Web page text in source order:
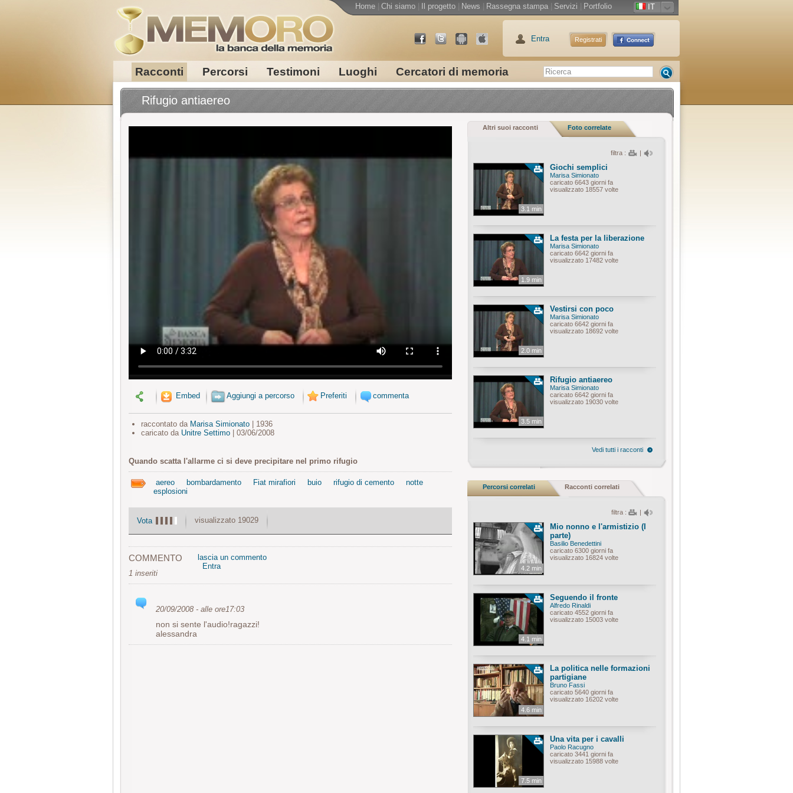
Racconti Percorsi Testimoni Luoghi Cercatori di memoria
Home Chi siamo Il progetto News Rassegna stampa Servizi Portfolio IT
Entra Registrati
Rifugio antiaereo
Embed Aggiungi a percorso Preferiti commenta
raccontato da Marisa Simionato| 1936
caricato da Unitre Settimo| 03/06/2008
Quando scatta l'allarme ci si deve precipitare nel primo rifugio
aereo bombardamento Fiat mirafiori buio rifugio di cemento
notte
esplosioni
Vota visualizzato 19029
COMMENTO
1 inseriti
lascia un commento
Entra
20/09/2008 - alle ore17:03
non si sente l'audio!ragazzi!
alessandra
Altri suoi racconti Foto correlate
filtra : |
3.1 min
Giochi semplici
Marisa Simionato
caricato 6643 giorni fa
visualizzato 18557 volte
1.9 min
La festa per la liberazione
Marisa Simionato
caricato 6642 giorni fa
visualizzato 17482 volte
2.0 min
Vestirsi con poco
Marisa Simionato
caricato 6642 giorni fa
visualizzato 18692 volte
3.5 min
Rifugio antiaereo
Marisa Simionato
caricato 6642 giorni fa
visualizzato 19030 volte
Vedi tutti i racconti
Percorsi correlati Racconti correlati
filtra : |
4.2 min
Mio nonno e l'armistizio (I
parte)
Basilio Benedettini
caricato 6300 giorni fa
visualizzato 16824 volte
4.1 min
Seguendo il fronte
Alfredo Rinaldi
caricato 4552 giorni fa
visualizzato 15003 volte
4.6 min
La politica nelle formazioni
partigiane
Bruno Fassi
caricato 5640 giorni fa
visualizzato 16202 volte
7.5 min
Una vita per i cavalli
Paolo Racugno
caricato 3441 giorni fa
visualizzato 15988 volte